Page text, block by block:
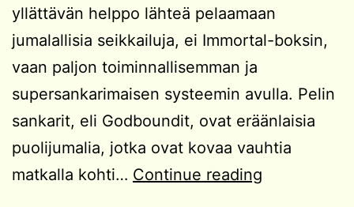
yllättävän helppo lähteä pelaamaan
jumalallisia seikkailuja, ei Immortal-boksin,
vaan paljon toiminnallisemman ja
supersankarimaisen systeemin avulla. Pelin
sankarit, eli Godboundit, ovat eräänlaisia
puolijumalia, jotka ovat kovaa vauhtia
matkalla kohti… Continue reading